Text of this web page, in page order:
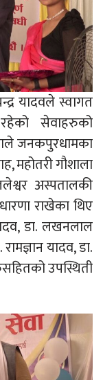
यादवले स्वागत
सेवाहरुको
जनकपुरधामका
महोतरी गौशाला
अस्पतालकी
राखेका थिए
डा. लखनलाल
यादव, डा.
उपस्थिती